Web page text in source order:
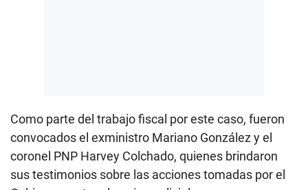
Como parte del trabajo fiscal por este caso, fueron
convocados el exministro Mariano González y el
coronel PNP Harvey Colchado, quienes brindaron
sus testimonios sobre las acciones tomadas por el